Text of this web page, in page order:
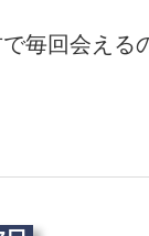
毎回会える